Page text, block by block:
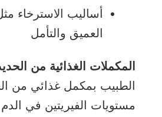
أساليب الاسترخاء
العميق والتأمل
المكملات الغذائية من
الطبيب بمكمل غذائي من
مستويات الفيريتين في